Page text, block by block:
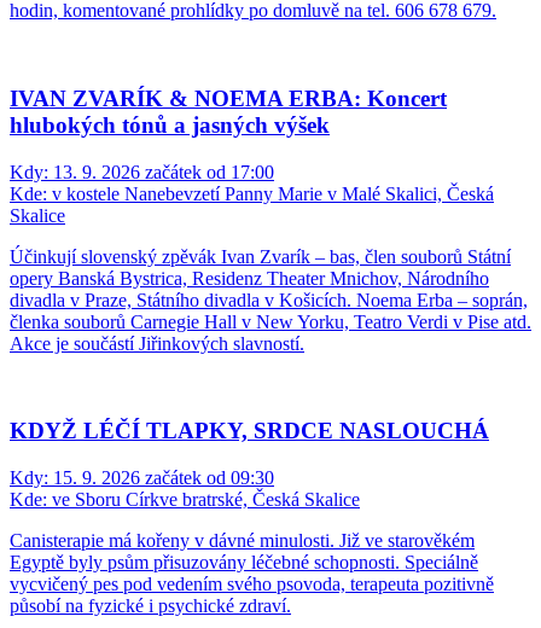
hodin, komentované prohlídky po domluvě na tel. 606 678 679.
IVAN ZVARÍK & NOEMA ERBA: Koncert
hlubokých tónů a jasných výšek
Kdy: 13. 9. 2026 začátek od 17:00
Kde: v kostele Nanebevzetí Panny Marie v Malé Skalici, Česká
Skalice
Účinkují slovenský zpěvák Ivan Zvarík – bas, člen souborů Státní
opery Banská Bystrica, Residenz Theater Mnichov, Národního
divadla v Praze, Státního divadla v Košicích. Noema Erba – soprán,
členka souborů Carnegie Hall v New Yorku, Teatro Verdi v Pise atd.
Akce je součástí Jiřinkových slavností.
KDYŽ LÉČÍ TLAPKY, SRDCE NASLOUCHÁ
Kdy: 15. 9. 2026 začátek od 09:30
Kde: ve Sboru Církve bratrské, Česká Skalice
Canisterapie má kořeny v dávné minulosti. Již ve starověkém
Egyptě byly psům přisuzovány léčebné schopnosti. Speciálně
vycvičený pes pod vedením svého psovoda, terapeuta pozitivně
působí na fyzické i psychické zdraví.